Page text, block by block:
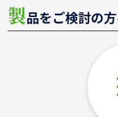
製品をご検討の